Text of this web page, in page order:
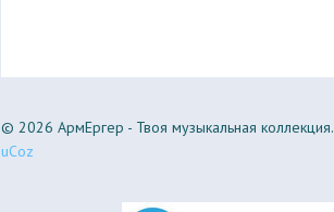
© 2026 АрмЕргер - Твоя музыкальная коллекция.
uCoz